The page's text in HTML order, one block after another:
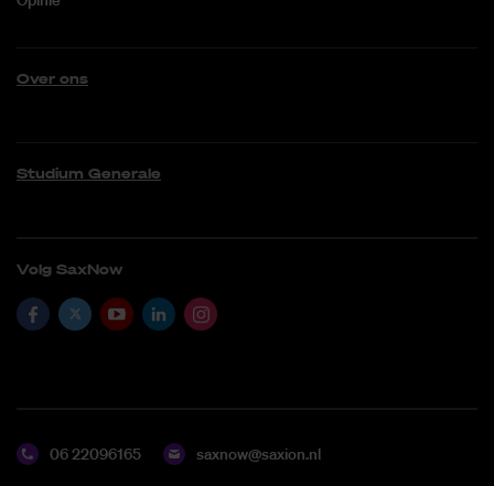
Over ons
Studium Generale
Volg SaxNow
06 22096165 saxnow@saxion.nl